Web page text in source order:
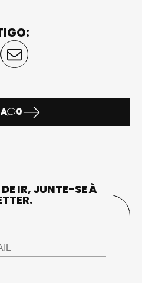
0
IR, JUNTE-SE À